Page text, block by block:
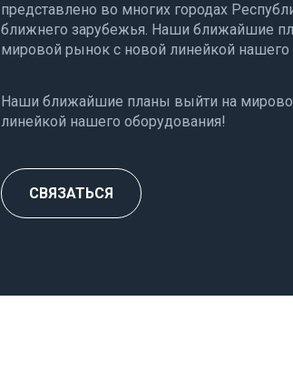
представлено во многих городах
ближнего зарубежья. Наши ближайшие
мировой рынок с новой линейкой нашего
Наши ближайшие планы выйти на
линейкой нашего оборудования!
СВЯЗАТЬСЯ